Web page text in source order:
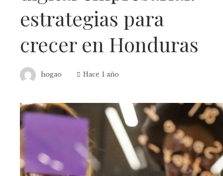
estrategias para
crecer en Honduras
hogao Hace 1 año